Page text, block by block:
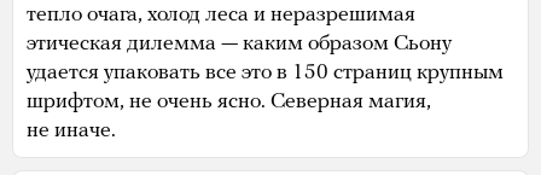
тепло очага, холод леса и неразрешимая
этическая дилемма — каким образом Сьону
удается упаковать все это в 150 страниц крупным
шрифтом, не очень ясно. Северная магия,
не иначе.